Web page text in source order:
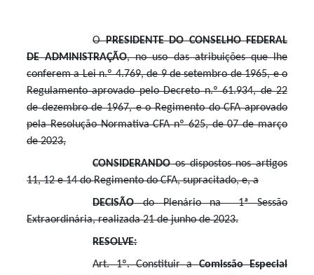
OPRESIDENTE DO CONSELHO FEDERAL
DE ADMINISTRAÇÃO, no uso das atribuições que lhe
conferem a Lei n.º 4.769, de 9 de setembro de 1965, e o
Regulamento aprovado pelo Decreto n.º 61.934, de 22
de dezembro de 1967, e o Regimento do CFA aprovado
pela Resolução Normativa CFA nº 625, de 07 de março
de 2023,
CONSIDERANDOos dispostos nos artigos
11, 12 e 14 do Regimento do CFA, supracitado, e, a
DECISÃOdo Plenário na 1ª Sessão
Extraordinária, realizada 21 de junho de 2023.
RESOLVE:
Art. 1º. Constituir aComissão Especial